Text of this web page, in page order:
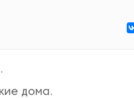
дома.